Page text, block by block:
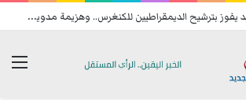
ع
بد الرحمن السيد يفوز بترشيح الديمقراطيين للكنغرس.. وهزيمة مدوية لإيباك